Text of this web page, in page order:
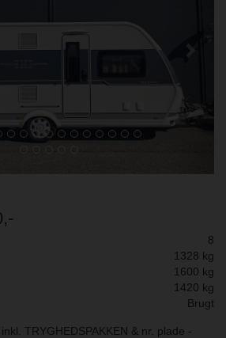
8
1328 kg
1600 kg
1420 kg
Brugt
TRYGHEDSPAKKEN & nr. plade -